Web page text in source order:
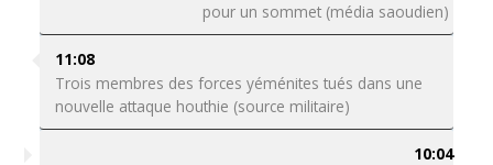
pour un sommet (média saoudien)
11:08
Trois membres des forces yéménites tués dans une
nouvelle attaque houthie (source militaire)
10:04